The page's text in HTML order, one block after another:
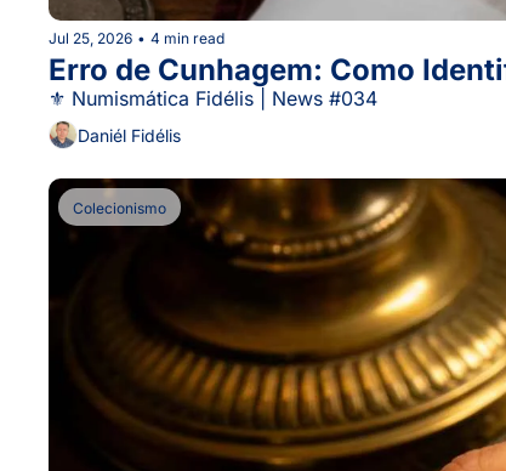
Jul 25, 2026 • 4 min read
Erro de Cunhagem: Como
⚜ Numismática Fidélis | News #034
Daniél Fidélis
Colecionismo